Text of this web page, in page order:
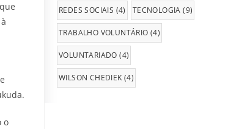
o
REDES SOCIAIS (4) TECNOLOGIA (9)
TRABALHO VOLUNTÁRIO (4)
VOLUNTARIADO (4)
WILSON CHEDIEK (4)